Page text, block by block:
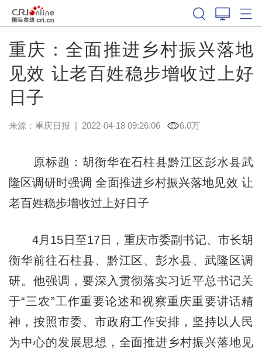
重庆：全面推进乡村振兴落地
见效 让老百姓稳步增收过上好
日子
来源： 重庆日报 | 2022-04-18 09:26:06 6.0万
原标题：胡衡华在石柱县黔江区彭水县武
隆区调研时强调 全面推进乡村振兴落地见效 让
老百姓稳步增收过上好日子
4月15日至17日，重庆市委副书记、市长胡
衡华前往石柱县、黔江区、彭水县、武隆区调
研。他强调，要深入贯彻落实习近平总书记关
于“三农”工作重要论述和视察重庆重要讲话精
神，按照市委、市政府工作安排，坚持以人民
为中心的发展思想，全面推进乡村振兴落地见